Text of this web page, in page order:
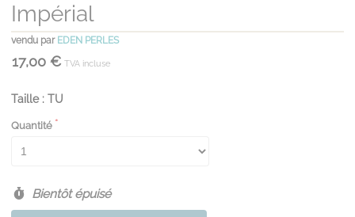
Impérial
vendu par EDEN PERLES
17,00 € TVA incluse
Taille : TU
Quantité
Bientôt épuisé